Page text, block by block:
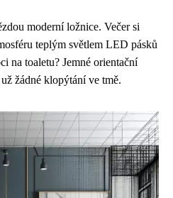
moderní ložnice. Večer si
teplým světlem LED pásků
na toaletu? Jemné orientační
žádné klopýtání ve tmě.